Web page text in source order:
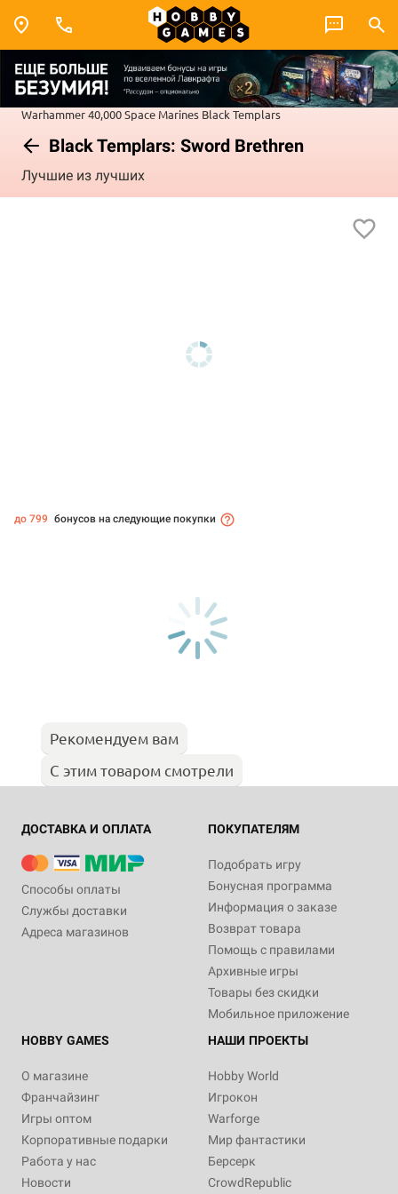
Warhammer 40,000Space Marines Black Templars
Black Templars: Sword Brethren
Лучшие из лучших
до 799 бонусов на следующие покупки
Рекомендуем вам
С этим товаром смотрели
ДОСТАВКА И ОПЛАТА
Способы оплаты
Службы доставки
Адреса магазинов
ПОКУПАТЕЛЯМ
Подобрать игру
Бонусная программа
Информация о заказе
Возврат товара
Помощь с правилами
Архивные игры
Товары без скидки
Мобильное приложение
HOBBY GAMES
О магазине
Франчайзинг
Игры оптом
Корпоративные подарки
Работа у нас
Новости
НАШИ ПРОЕКТЫ
Hobby World
Игрокон
Warforge
Мир фантастики
Берсерк
CrowdRepublic